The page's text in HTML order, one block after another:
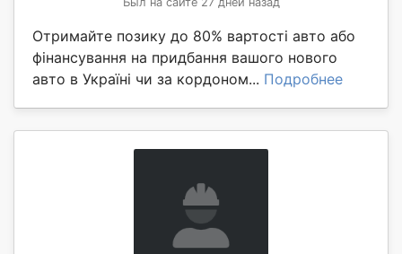
Отримайте позику до 80% вартості авто або
фінансування на придбання вашого нового
авто в Україні чи за кордоном... Подробнее